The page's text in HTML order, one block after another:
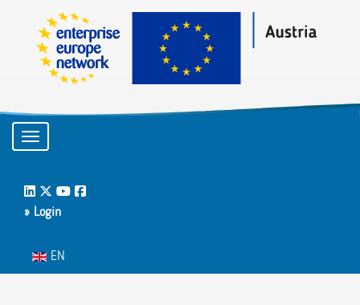
Toggle navigation
LinkedIn
Twitter
Youtube
Facebook
» Login
Select your language
EN